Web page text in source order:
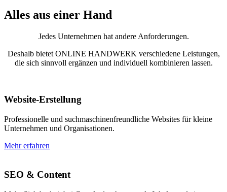
Alles aus einer Hand
Jedes Unternehmen hat andere Anforderungen.
Deshalb bietet ONLINE HANDWERK verschiedene Leistungen,
die sich sinnvoll ergänzen und individuell kombinieren lassen.
Website-Erstellung
Professionelle und suchmaschinenfreundliche Websites für kleine
Unternehmen und Organisationen.
Mehr erfahren
SEO & Content